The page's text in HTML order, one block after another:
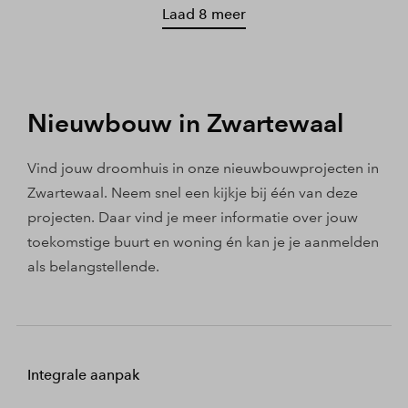
Laad 8 meer
Nieuwbouw in Zwartewaal
Vind jouw droomhuis in onze nieuwbouwprojecten in
Zwartewaal. Neem snel een kijkje bij één van deze
projecten. Daar vind je meer informatie over jouw
toekomstige buurt en woning én kan je je aanmelden
als belangstellende.
Integrale aanpak